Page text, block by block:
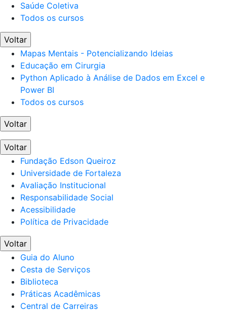
Saúde Coletiva
Todos os cursos
Voltar
Mapas Mentais - Potencializando Ideias
Educação em Cirurgia
Python Aplicado à Análise de Dados em Excel e
Power BI
Todos os cursos
Voltar
Voltar
Fundação Edson Queiroz
Universidade de Fortaleza
Avaliação Institucional
Responsabilidade Social
Acessibilidade
Política de Privacidade
Voltar
Guia do Aluno
Cesta de Serviços
Biblioteca
Práticas Acadêmicas
Central de Carreiras